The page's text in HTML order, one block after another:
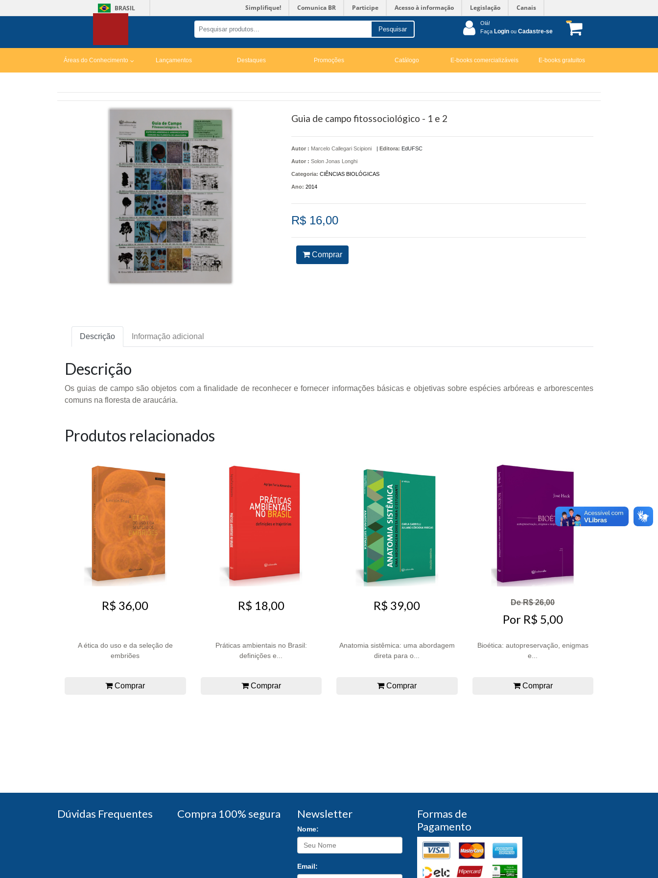
BRASIL Simplifique! Comunica BR Participe Acesso à informação Legislação Canais
Pesquisar
Olá!
Faça Login ou Cadastre-se
Áreas do Conhecimento Lançamentos Destaques Promoções Catálogo E-books comercializáveis E-books gratuitos
Guia de campo fitossociológico - 1 e 2
Autor : Marcelo Callegari Scipioni
Autor : Solon Jonas Longhi
| Editora: EdUFSC
Categoria: CIÊNCIAS BIOLÓGICAS
Ano: 2014
R$ 16,00
Comprar
Descrição Informação adicional
Descrição
Os guias de campo são objetos com a finalidade de reconhecer e fornecer informações básicas e objetivas sobre espécies arbóreas e arborescentes
comuns na floresta de araucária.
Produtos relacionados
R$ 36,00
A ética do uso e da seleção de
embriões
Comprar
R$ 18,00
Práticas ambientais no Brasil:
definições e...
Comprar
R$ 39,00
Anatomia sistêmica: uma abordagem
direta para o...
Comprar
De R$ 26,00
Por R$ 5,00
Bioética: autopreservação, enigmas
e...
Comprar
Dúvidas Frequentes Compra 100% segura Newsletter
Nome:
Email:
Formas de
Pagamento